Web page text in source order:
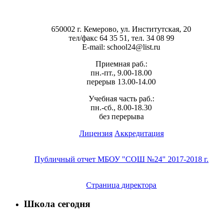
650002 г. Кемерово, ул. Институтская, 20
тел/факс 64 35 51, тел. 34 08 99
E-mail: school24@list.ru
Приемная раб.:
пн.-пт., 9.00-18.00
перерыв 13.00-14.00
Учебная часть раб.:
пн.-сб., 8.00-18.30
без перерыва
Лицензия Аккредитация
Публичный отчет МБОУ "СОШ №24" 2017-2018 г.
Страница директора
Школа сегодня